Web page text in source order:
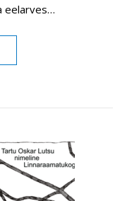
eelarves…